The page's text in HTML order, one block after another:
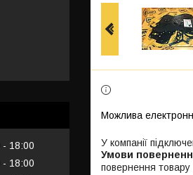
У компанії
повернення товару
18:00
18:00